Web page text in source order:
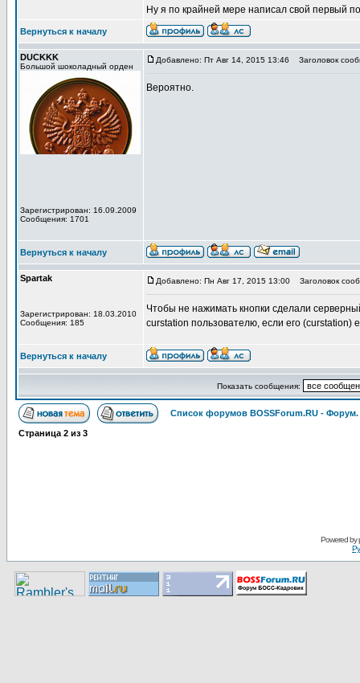
Ну я по крайней мере написал свой первый
Вернуться к началу
DUCKKK
Большой шоколадный орден
Зарегистрирован: 16.09.2009
Сообщения: 1701
Добавлено: Пт Авг 14, 2015 13:46 Заголовок
Вероятно.
Вернуться к началу
Spartak
Зарегистрирован: 18.03.2010
Сообщения: 185
Добавлено: Пн Авг 17, 2015 13:00 Заголовок
Чтобы не нажимать кнопки сделали
curstation пользователю, если его (curstation)
Вернуться к началу
Показать сообщения:
Список форумов BOSSForum.RU -
Страница 2 из 3
Pоwerеd by